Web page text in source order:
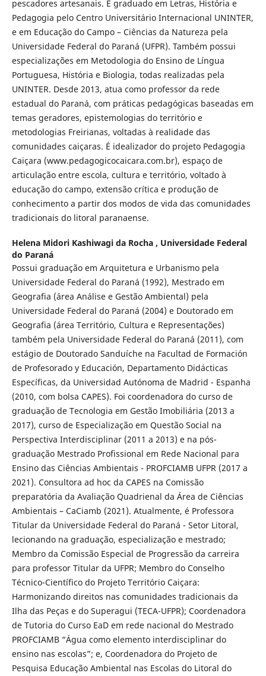
pescadores artesanais. É graduado em Letras, História e
Pedagogia pelo Centro Universitário Internacional UNINTER,
e em Educação do Campo – Ciências da Natureza pela
Universidade Federal do Paraná (UFPR). Também possui
especializações em Metodologia do Ensino de Língua
Portuguesa, História e Biologia, todas realizadas pela
UNINTER. Desde 2013, atua como professor da rede
estadual do Paraná, com práticas pedagógicas baseadas em
temas geradores, epistemologias do território e
metodologias Freirianas, voltadas à realidade das
comunidades caiçaras. É idealizador do projeto Pedagogia
Caiçara (www.pedagogicocaicara.com.br), espaço de
articulação entre escola, cultura e território, voltado à
educação do campo, extensão crítica e produção de
conhecimento a partir dos modos de vida das comunidades
tradicionais do litoral paranaense.
Helena Midori Kashiwagi da Rocha , Universidade Federal
do Paraná
Possui graduação em Arquitetura e Urbanismo pela
Universidade Federal do Paraná (1992), Mestrado em
Geografia (área Análise e Gestão Ambiental) pela
Universidade Federal do Paraná (2004) e Doutorado em
Geografia (área Território, Cultura e Representações)
também pela Universidade Federal do Paraná (2011), com
estágio de Doutorado Sanduíche na Facultad de Formación
de Profesorado y Educación, Departamento Didácticas
Específicas, da Universidad Autónoma de Madrid - Espanha
(2010, com bolsa CAPES). Foi coordenadora do curso de
graduação de Tecnologia em Gestão Imobiliária (2013 a
2017), curso de Especialização em Questão Social na
Perspectiva Interdisciplinar (2011 a 2013) e na pós-
graduação Mestrado Profissional em Rede Nacional para
Ensino das Ciências Ambientais - PROFCIAMB UFPR (2017 a
2021). Consultora ad hoc da CAPES na Comissão
preparatória da Avaliação Quadrienal da Área de Ciências
Ambientais – CaCiamb (2021). Atualmente, é Professora
Titular da Universidade Federal do Paraná - Setor Litoral,
lecionando na graduação, especialização e mestrado;
Membro da Comissão Especial de Progressão da carreira
para professor Titular da UFPR; Membro do Conselho
Técnico-Científico do Projeto Território Caiçara:
Harmonizando direitos nas comunidades tradicionais da
Ilha das Peças e do Superagui (TECA-UFPR); Coordenadora
de Tutoria do Curso EaD em rede nacional do Mestrado
PROFCIAMB “Água como elemento interdisciplinar do
ensino nas escolas”; e, Coordenadora do Projeto de
Pesquisa Educação Ambiental nas Escolas do Litoral do